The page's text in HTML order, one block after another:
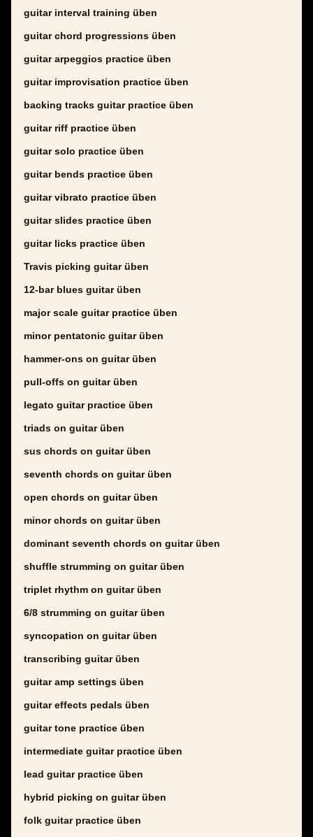
guitar interval training üben
guitar chord progressions üben
guitar arpeggios practice üben
guitar improvisation practice üben
backing tracks guitar practice üben
guitar riff practice üben
guitar solo practice üben
guitar bends practice üben
guitar vibrato practice üben
guitar slides practice üben
guitar licks practice üben
Travis picking guitar üben
12-bar blues guitar üben
major scale guitar practice üben
minor pentatonic guitar üben
hammer-ons on guitar üben
pull-offs on guitar üben
legato guitar practice üben
triads on guitar üben
sus chords on guitar üben
seventh chords on guitar üben
open chords on guitar üben
minor chords on guitar üben
dominant seventh chords on guitar üben
shuffle strumming on guitar üben
triplet rhythm on guitar üben
6/8 strumming on guitar üben
syncopation on guitar üben
transcribing guitar üben
guitar amp settings üben
guitar effects pedals üben
guitar tone practice üben
intermediate guitar practice üben
lead guitar practice üben
hybrid picking on guitar üben
folk guitar practice üben